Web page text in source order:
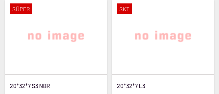
SÜPER
20*32*7 S3 NBR
SKT
20*32*7 L3